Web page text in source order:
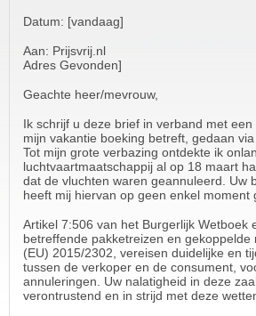
Login
Datum: [vandaag]
Aan: Prijsvrij.nl
Adres Gevonden]
Geachte heer/mevrouw,
Ik schrijf u deze brief in verband met
mijn vakantie boeking betreft, gedaan
Tot mijn grote verbazing ontdekte ik
luchtvaartmaatschappij al op 18 maart
dat de vluchten waren geannuleerd. Uw
heeft mij hiervan op geen enkel moment
Artikel 7:506 van het Burgerlijk Wetboek
betreffende pakketreizen en gekoppelde
(EU) 2015/2302, vereisen duidelijke en
tussen de verkoper en de consument,
annuleringen. Uw nalatigheid in deze
verontrustend en in strijd met deze